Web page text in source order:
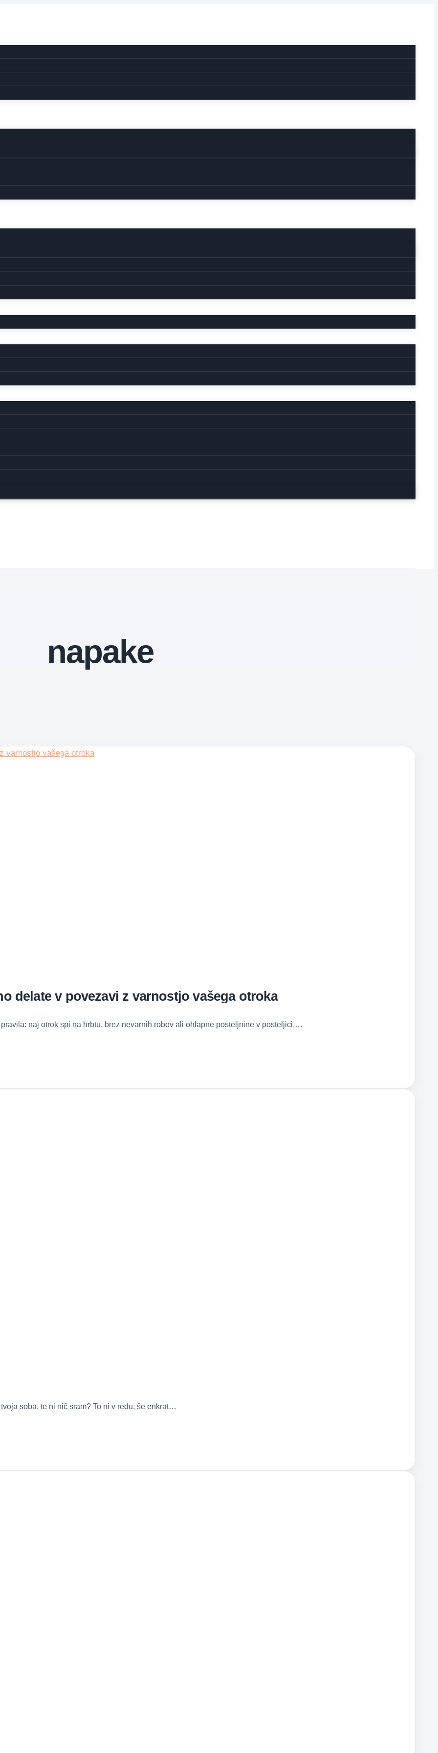
napake
delate v povezavi z varnostjo vašega otroka
naj otrok spi na hrbtu, brez nevarnih robov ali ohlapne posteljnine v posteljici,…
soba, te ni nič sram? To ni v redu, še enkrat…